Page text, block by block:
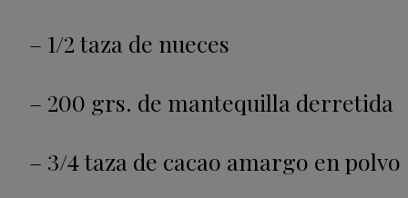
– 1/2 taza de nueces
– 200 grs. de mantequilla derretida
– 3/4 taza de cacao amargo en polvo